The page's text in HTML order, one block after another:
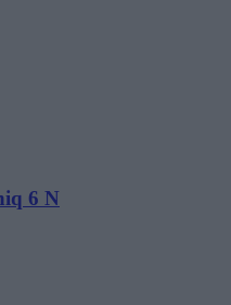
6 N